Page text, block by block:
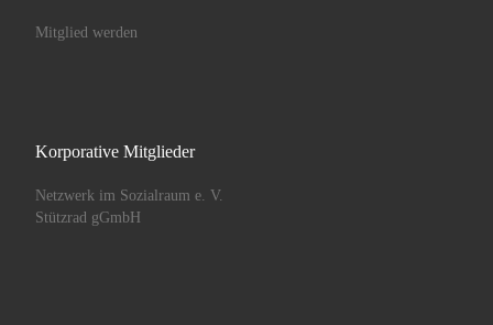
Mitglied werden
Korporative Mitglieder
Netzwerk im Sozialraum e. V.
Stützrad gGmbH